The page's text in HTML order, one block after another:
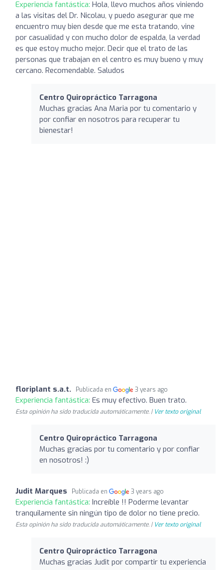
Experiencia fantástica: Hola, llevo muchos años viniendo
a las visitas del Dr. Nicolau, y puedo asegurar que me
encuentro muy bien desde que me esta tratando, vine
por casualidad y con mucho dolor de espalda, la verdad
es que estoy mucho mejor. Decir que el trato de las
personas que trabajan en el centro es muy bueno y muy
cercano. Recomendable. Saludos
Centro Quiropráctico Tarragona
Muchas gracias Ana Maria por tu comentario y
por confiar en nosotros para recuperar tu
bienestar!
floriplant s.a.t. Publicada en 3 years ago
Experiencia fantástica: Es muy efectivo. Buen trato.
Esta opinión ha sido traducida automáticamente. | Ver texto original
Centro Quiropráctico Tarragona
Muchas gracias por tu comentario y por confiar
en nosotros! :)
Judit Marques Publicada en 3 years ago
Experiencia fantástica: Increíble !! Poderme levantar
tranquilamente sin ningún tipo de dolor no tiene precio.
Esta opinión ha sido traducida automáticamente. | Ver texto original
Centro Quiropráctico Tarragona
Muchas gracias Judit por compartir tu experiencia